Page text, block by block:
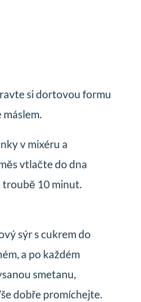
si dortovou formu
v mixéru a
vtlačte do dna
10 minut.
sýr s cukrem do
a po každém
smetanu,
dobře promíchejte.